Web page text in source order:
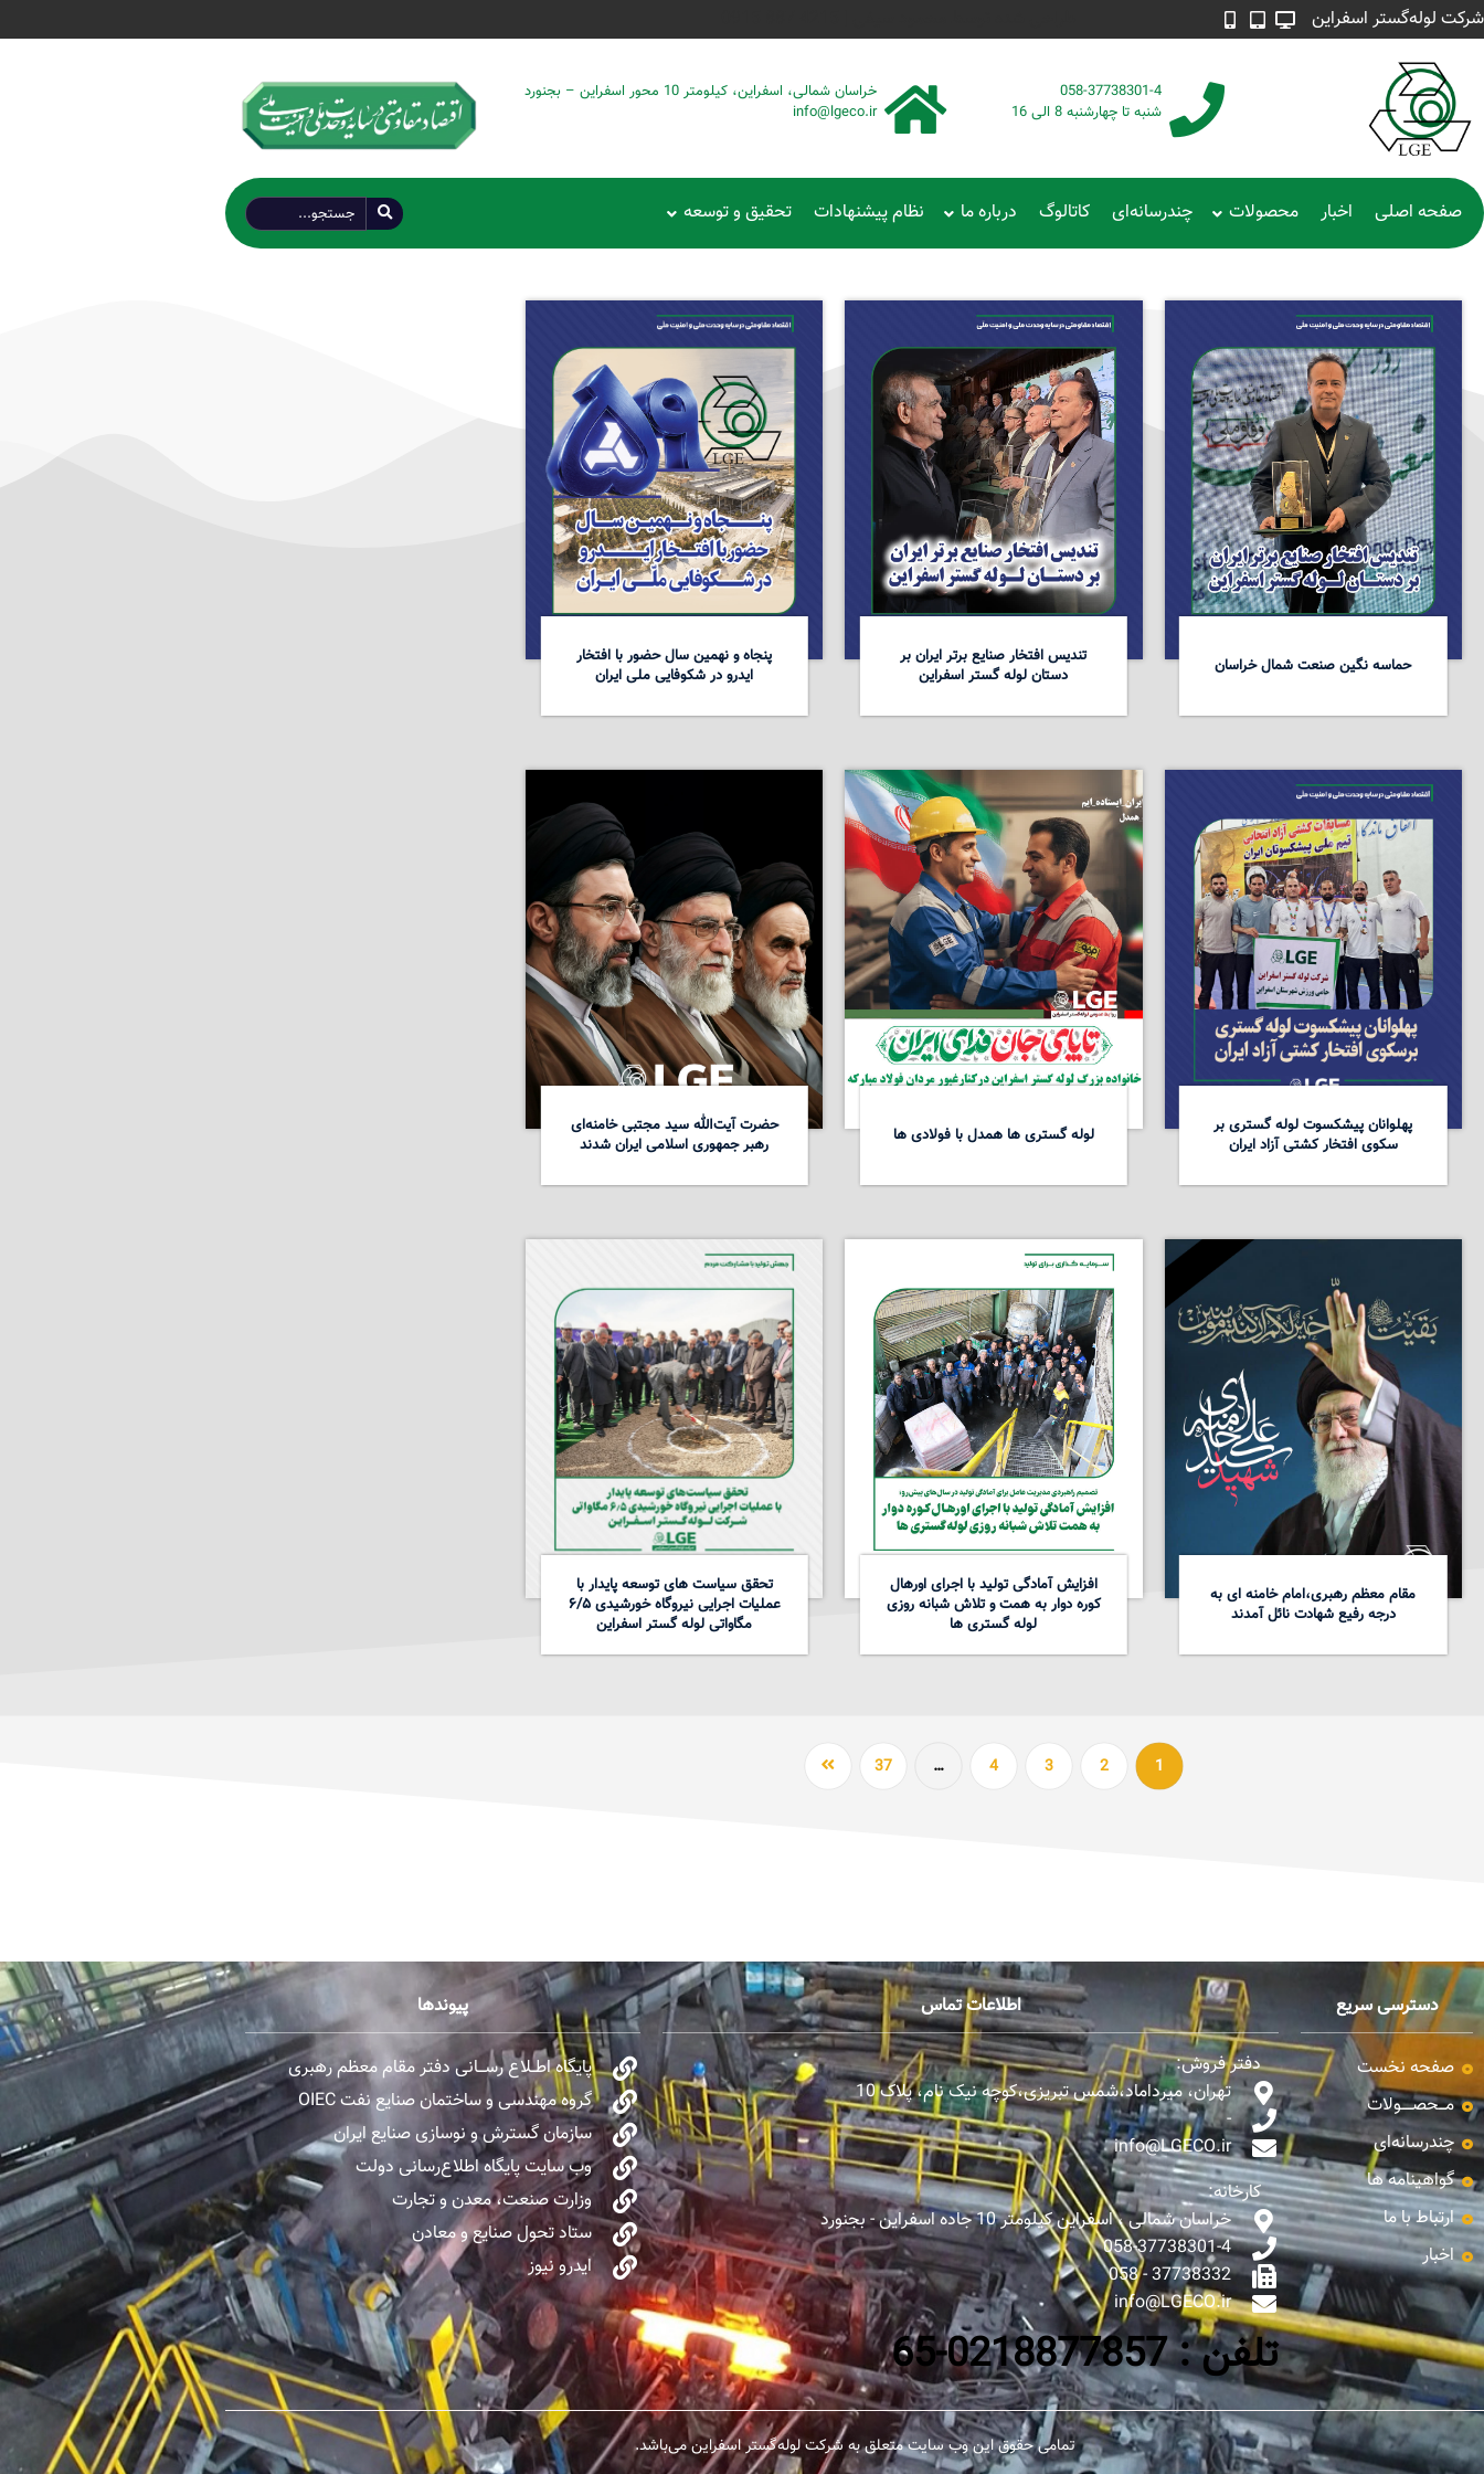
شرکت لوله‌گستر اسفراین
058-37738301-4
شنبه تا چهارشنبه 8 الی 16
خراسان شمالی، اسفراین، کیلومتر 10 محور اسفراین – بجنورد
info@lgeco.ir
صفحه اصلی اخبار محصولات چندرسانه‌ای کاتالوگ درباره ما نظام پیشنهادات تحقیق و توسعه
حماسه نگین صنعت شمال خراسان
تندیس افتخار صنایع برتر ایران بر
دستان لوله گستر اسفراین
پنجاه و نهمین سال حضور با افتخار
ایدرو در شکوفایی ملی ایران
پهلوانان پیشکسوت لوله گستری بر
سکوی افتخار کشتی آزاد ایران
لوله گستری ها همدل با فولادی ها
حضرت آیت‌الله سید مجتبی خامنه‌ای
رهبر جمهوری اسلامی ایران شدند
مقام معظم رهبری،امام خامنه ای به
درجه رفیع شهادت نائل آمدند
افزایش آمادگی تولید با اجرای اورهال
کوره دوار به همت و تلاش شبانه روزی
لوله گستری ها
تحقق سیاست های توسعه پایدار با
عملیات اجرایی نیروگاه خورشیدی ۶/۵
مگاواتی لوله گستر اسفراین
1
2
3
4
…
37
دسترسی سریع
صفحه نخست
مـــحصـــــولات
چندرسانه‌ای
گواهینامه ها
ارتباط با ما
اخبار
اطلاعات تماس
دفتر فروش:
تهران، میرداماد،شمس تبریزی،کوچه نیک نام، پلاک 10
-
info@LGECO.ir
کارخانه:
خراسان شمالی ، اسفراین کیلومتر 10 جاده اسفراین - بجنورد
058-37738301-4
37738332 - 058
info@LGECO.ir
تلفن : 0218877857-65
پیوندها
پایگاه اطــلاع رســـانی دفتر مقام معظم رهبری
گروه مهندسی و ساختمان صنایع نفت OIEC
سازمان گسترش و نوسازی صنایع ایران
وب سایت پایگاه اطلاع‌رسانی دولت
وزارت صنعت، معدن و تجارت
ستاد تحول صنایع و معادن
ایدرو نیوز
تمامی حقوق این وب سایت متعلق به شرکت لوله‌گستر اسفراین می‌باشد.